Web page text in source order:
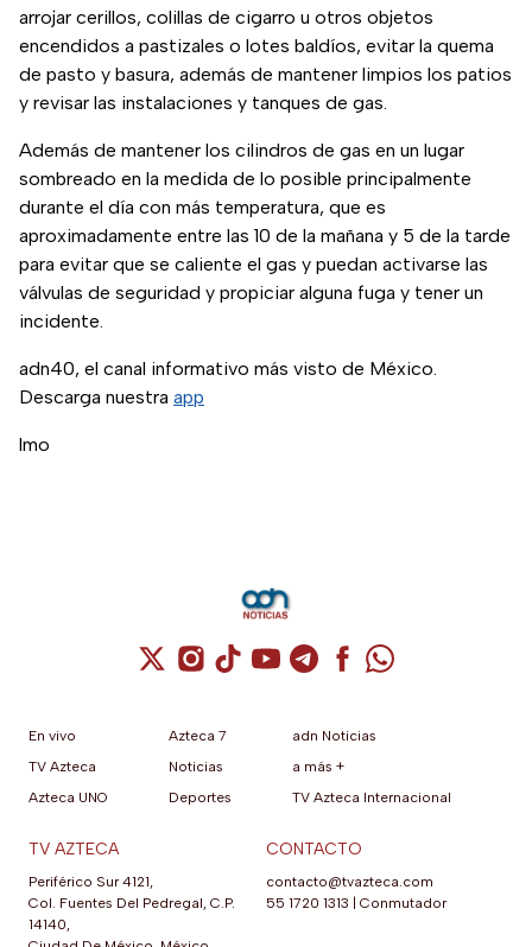
arrojar cerillos, colillas de cigarro u otros objetos
encendidos a pastizales o lotes baldíos, evitar la quema
de pasto y basura, además de mantener limpios los patios
y revisar las instalaciones y tanques de gas.
Además de mantener los cilindros de gas en un lugar
sombreado en la medida de lo posible principalmente
durante el día con más temperatura, que es
aproximadamente entre las 10 de la mañana y 5 de la tarde
para evitar que se caliente el gas y puedan activarse las
válvulas de seguridad y propiciar alguna fuga y tener un
incidente.
adn40, el canal informativo más visto de México.
Descarga nuestra app
lmo
Cuenta de X / Twitter (se abre en una
Cuenta de Instagram (se abre en una
Cuenta de TikTok (se abre en
Cuenta de YouTube (se abre
Cuenta de Telegram (se
Cuenta de
Cuenta de
En vivo
TV Azteca
Azteca UNO
Azteca 7
Noticias
Deportes
adn Noticias
a más +
TV Azteca Internacional
TV AZTECA
Periférico Sur 4121,
Col. Fuentes Del Pedregal, C.P.
14140,
CONTACTO
contacto@tvazteca.com
55 1720 1313 | Conmutador